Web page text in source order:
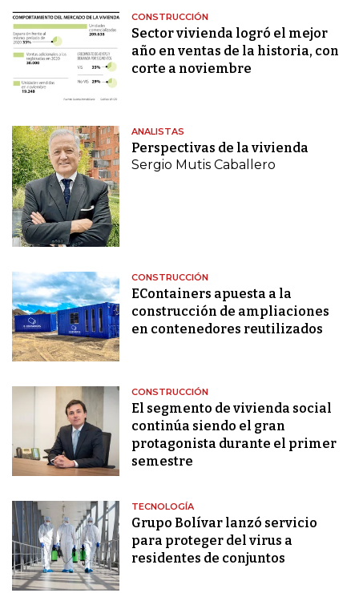
CONSTRUCCIÓN
Sector vivienda logró el mejor
año en ventas de la historia, con
corte a noviembre
ANALISTAS
Perspectivas de la vivienda
Sergio Mutis Caballero
CONSTRUCCIÓN
EContainers apuesta a la
construcción de ampliaciones
en contenedores reutilizados
CONSTRUCCIÓN
El segmento de vivienda social
continúa siendo el gran
protagonista durante el primer
semestre
TECNOLOGÍA
Grupo Bolívar lanzó servicio
para proteger del virus a
residentes de conjuntos